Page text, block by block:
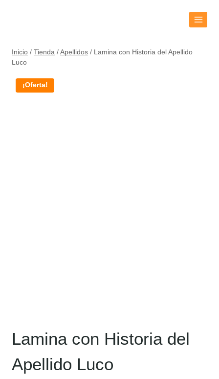
Inicio / Tienda / Apellidos / Lamina con Historia del Apellido
Luco
¡Oferta!
Lamina con Historia del
Apellido Luco